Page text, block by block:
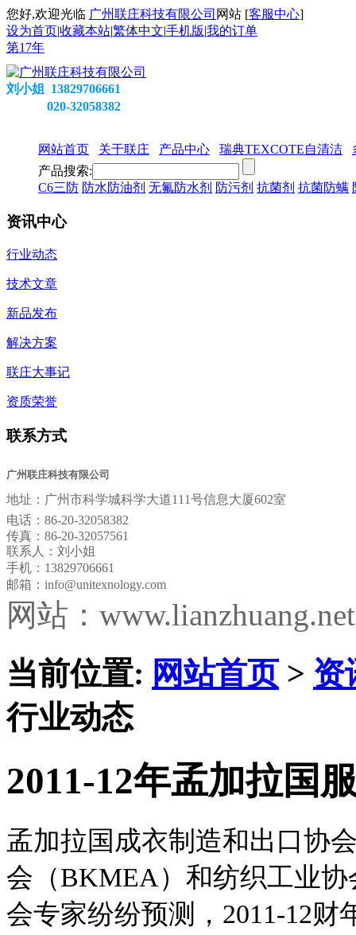
您好,欢迎光临 广州联庄科技有限公司 网站 [客服中心]
设为首页|收藏本站|繁体中文|手机版|我的订单
第17年
刘小姐 13829706661
020-32058382
网站首页 关于联庄 产品中心 瑞典TEXCOTE自清洁
产品搜索:
C6三防 防水防油剂 无氟防水剂 防污剂 抗菌剂 抗菌防螨
资讯中心
行业动态
技术文章
新品发布
解决方案
联庄大事记
资质荣誉
联系方式
广州联庄科技有限公司
地址： 广州市科学城科学大道111号信息大厦602室
电话： 86-20-32058382
传真： 86-20-32057561
联系人：刘小姐
手机：13829706661
邮箱： info@unitexnology.com
网站：www.lianzhuang.net
当前位置: 网站首页> 资
行业动态
2011-12年孟加拉国
孟加拉国成衣制造和出口协
会（BKMEA）和纺织工业
会专家纷纷预测，2011-12